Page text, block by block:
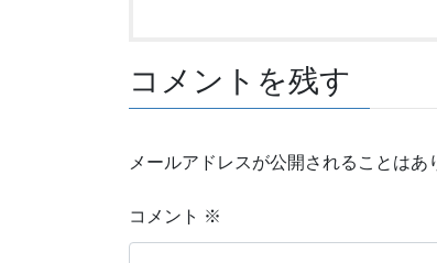
コメントを残す
メールアドレスが公開されることはあ
コメント ※